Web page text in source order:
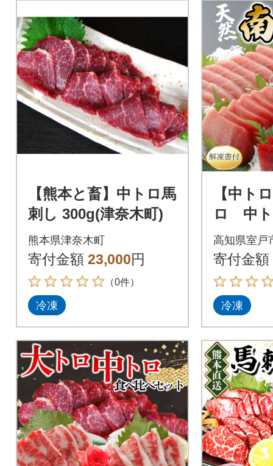
【熊本と畜】中トロ馬
刺し 300g(津奈木町)
熊本県津奈木町
寄付金額 23,000円
（0件）
冷凍
【中ト
ロ 中ト
書付】
高知県室戸
寄付金額
冷凍